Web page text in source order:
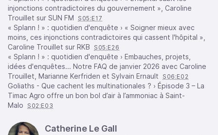
injonctions contradictoires du gouvernement », Caroline
Trouillet sur SUN FM
S05:E17
« Splann ! » : quotidien d'enquête › « Soigner mieux avec
moins, ces injonctions contradictoires qui cassent l'hôpital »,
Caroline Trouillet sur RKB
S05:E26
« Splann ! » : quotidien d'enquête › Embauches, projets,
idées d'enquêtes... Notre FAQ de janvier 2026 avec Caroline
Trouillet, Marianne Kerfriden et Sylvain Ernault
S06:E02
Goliaths - Que cachent les multinationales ? › Épisode 3 – La
Timac Agro offre un bon bol d’air à l’ammoniac à Saint-
Malo
S02:E03
Catherine Le Gall